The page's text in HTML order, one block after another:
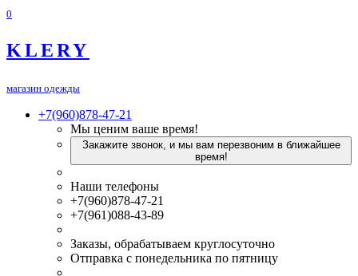
0
KLERY
магазин одежды
+7(960)878-47-21
Мы ценим ваше время!
Закажите звонок, и мы вам перезвоним в ближайшее
время!
Наши телефоны
+7(960)878-47-21
+7(961)088-43-89
Заказы, обрабатываем круглосуточно
Отправка с понедельника по пятницу